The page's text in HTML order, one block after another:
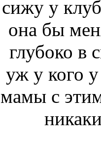
сижу у
она бы
глубоко
уж у кого
мамы с